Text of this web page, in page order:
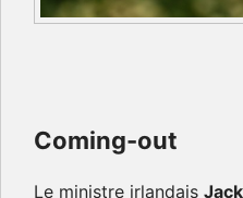
Coming-out
Le ministre irlandais